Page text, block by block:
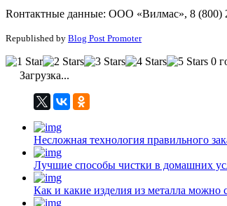
Rонтактные данные: ООО «Вилмас», 8 (800)
Republished by Blog Post Promoter
0
Загрузка...
Несложная технология правильного
Лучшие способы чистки в домашних
Как и какие изделия из металла можно